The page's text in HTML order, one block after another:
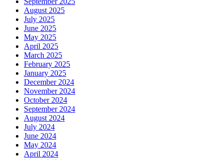
August 2025
July 2025
June 2025
May 2025
April 2025
March 2025
February 2025
January 2025
December 2024
November 2024
October 2024
September 2024
August 2024
July 2024
June 2024
May 2024
April 2024